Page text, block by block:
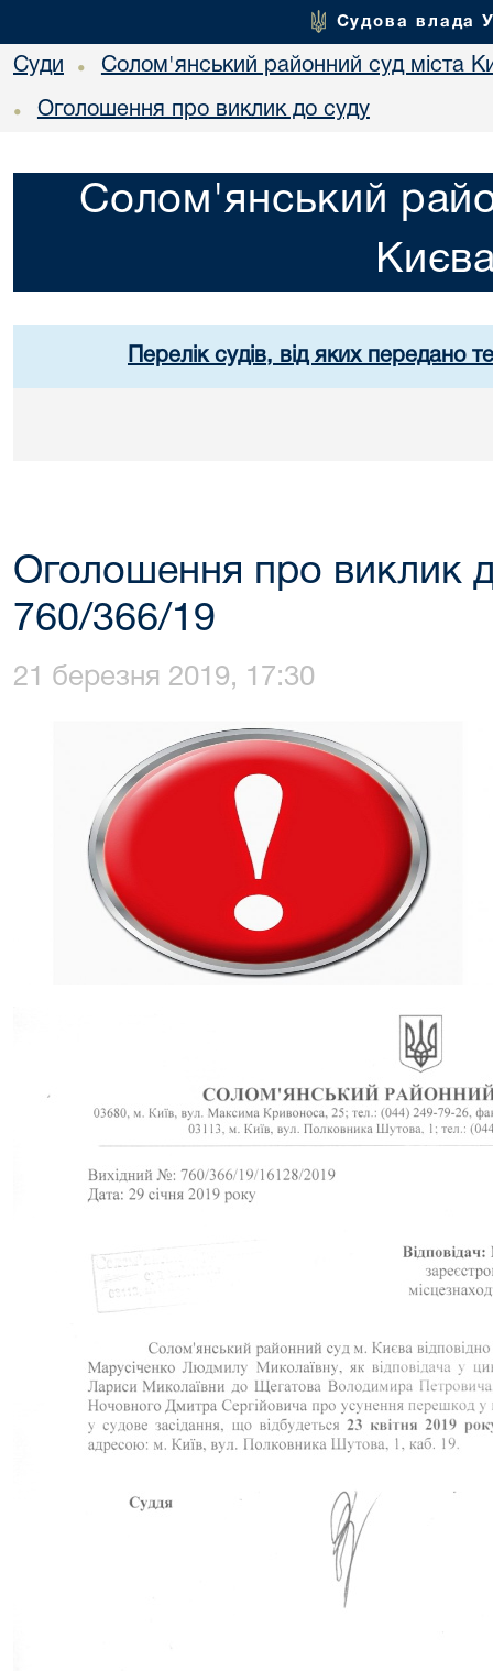
Судова влада
Суди • Солом'янський районний суд міста
• Оголошення про виклик до суду
Солом'янський
Перелік судів, від яких передано
Оголошення про виклик
760/366/19
21 березня 2019, 17:30